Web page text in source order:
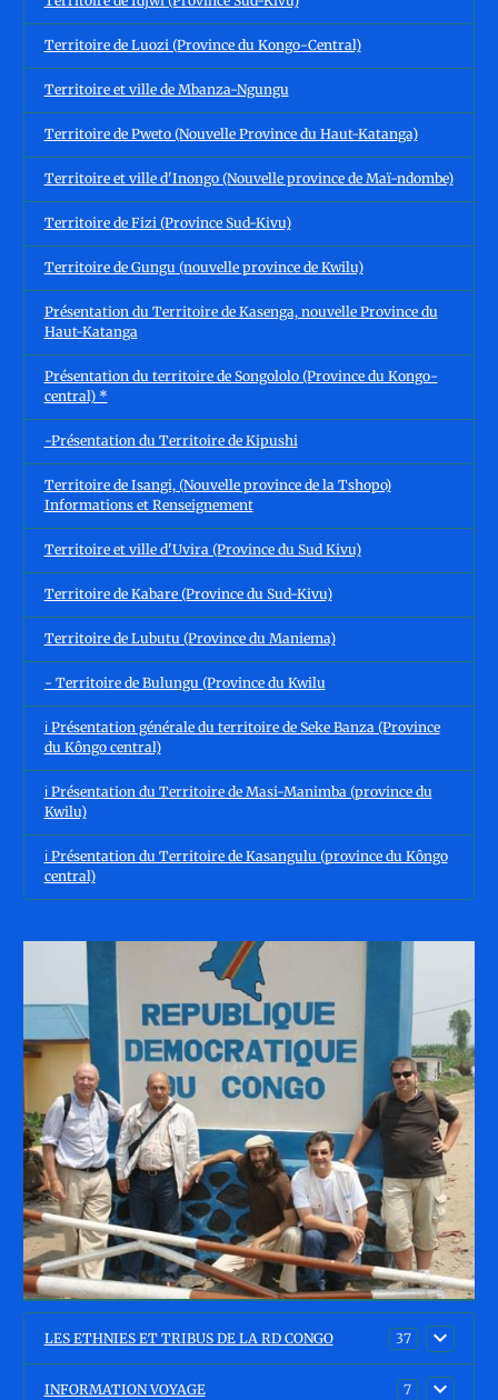
Territoire de Luozi (Province du Kongo-Central)
Territoire et ville de Mbanza-Ngungu
Territoire de Pweto (Nouvelle Province du Haut-Katanga)
Territoire et ville d'Inongo (Nouvelle province de Maï-ndombe)
Territoire de Fizi (Province Sud-Kivu)
Territoire de Gungu (nouvelle province de Kwilu)
Présentation du Territoire de Kasenga, nouvelle Province du
Haut-Katanga
Présentation du territoire de Songololo (Province du Kongo-
central) *
-Présentation du Territoire de Kipushi
Territoire de Isangi, (Nouvelle province de la Tshopo)
Informations et Renseignement
Territoire et ville d'Uvira (Province du Sud Kivu)
Territoire de Kabare (Province du Sud-Kivu)
Territoire de Lubutu (Province du Maniema)
- Territoire de Bulungu (Province du Kwilu
ℹ️ Présentation générale du territoire de Seke Banza (Province
du Kôngo central)
ℹ️ Présentation du Territoire de Masi-Manimba (province du
Kwilu)
ℹ️ Présentation du Territoire de Kasangulu (province du Kôngo
central)
LES ETHNIES ET TRIBUS DE LA RD CONGO 37
INFORMATION VOYAGE 7